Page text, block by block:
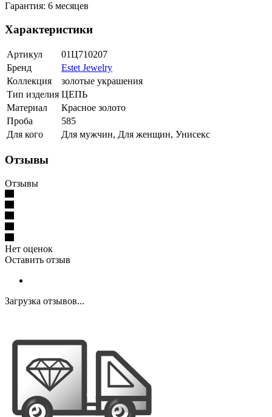
Гарантия: 6 месяцев
Характеристики
Артикул
01Ц710207
Бренд
Estet Jewelry
Коллекция
золотые украшения
Тип изделия ЦЕПЬ
Материал
Красное золото
Проба
585
Для кого
Для мужчин, Для женщин, Унисекс
Отзывы
Отзывы
Нет оценок
Оставить отзыв
Загрузка отзывов...